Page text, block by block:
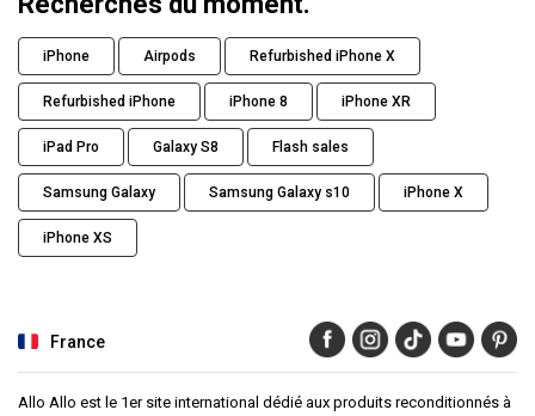
iPhone Airpods Refurbished iPhone X
Refurbished iPhone iPhone 8 iPhone XR
iPad Pro Galaxy S8 Flash sales
Samsung Galaxy Samsung Galaxy s10 iPhone X
iPhone XS
France
Allo Allo est le 1er site international dédié aux produits reconditionnés à